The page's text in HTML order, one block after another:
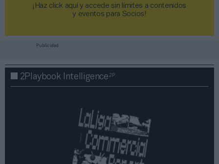
¡Haz click aquí y accede sin límites a contenidos
y eventos para Socios!​​​​​​​
Publicidad
2Playbook Intelligence2P